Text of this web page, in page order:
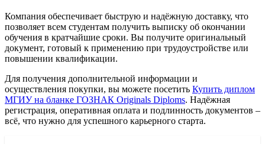
Компания обеспечивает быструю и надёжную доставку, что
позволяет всем студентам получить выписку об окончании
обучения в кратчайшие сроки. Вы получите оригинальный
документ, готовый к применению при трудоустройстве или
повышении квалификации.
Для получения дополнительной информации и
осуществления покупки, вы можете посетить Купить диплом
МГИУ на бланке ГОЗНАК Originals Diploms. Надёжная
регистрация, оперативная оплата и подлинность документов –
всё, что нужно для успешного карьерного старта.